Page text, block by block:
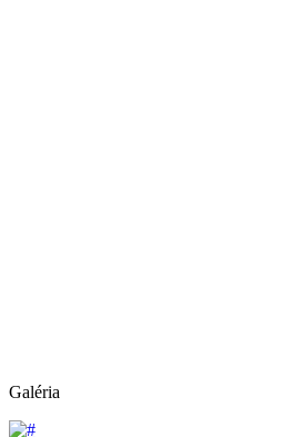
Galéria